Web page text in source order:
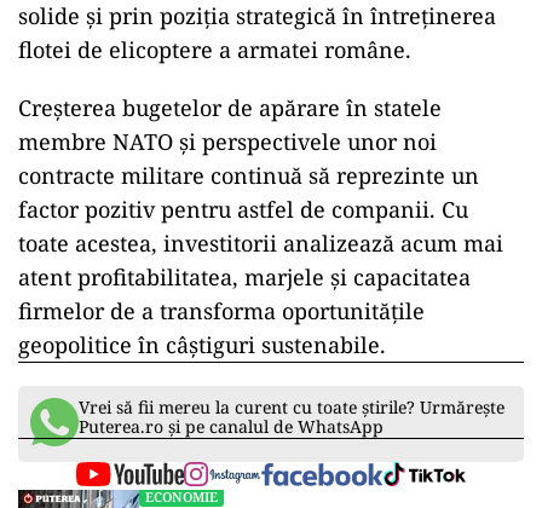
solide și prin poziția strategică în întreținerea
flotei de elicoptere a armatei române.
Creșterea bugetelor de apărare în statele
membre NATO și perspectivele unor noi
contracte militare continuă să reprezinte un
factor pozitiv pentru astfel de companii. Cu
toate acestea, investitorii analizează acum mai
atent profitabilitatea, marjele și capacitatea
firmelor de a transforma oportunitățile
geopolitice în câștiguri sustenabile.
Vrei să fii mereu la curent cu toate știrile? Urmărește
Puterea.ro și pe canalul de WhatsApp
ECONOMIE